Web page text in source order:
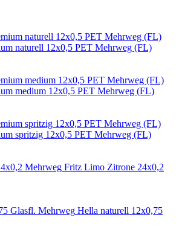
naturell 12x0,5 PET Mehrweg (FL)
medium 12x0,5 PET Mehrweg (FL)
spritzig 12x0,5 PET Mehrweg (FL)
Fritz Limo Zitrone 24x0,2
Hella naturell 12x0,75